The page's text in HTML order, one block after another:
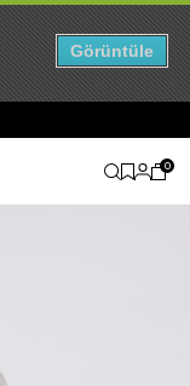
0
Görüntüle